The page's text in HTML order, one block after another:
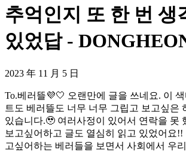
추억인지 또 한 번 생
있었답 -
2023 年 11 月 5 日
To.베러뜰💜🤍 오랜만에 글을 쓰네요. 이
트도 베러뜰도 너무 너무 그립고 보고싶은
있습니다.🥹 여러사정이 있어서 연락을 못
보고싶어하고 글도 열심히 읽고 있었어요!!
고싶어하는 베러들을 보면서 사회에서 우